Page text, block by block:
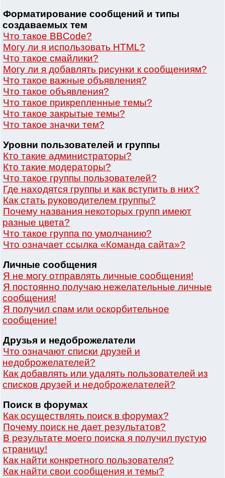
Форматирование сообщений и типы
создаваемых тем
Что такое BBCode?
Могу ли я использовать HTML?
Что такое смайлики?
Могу ли я добавлять рисунки к сообщениям?
Что такое важные объявления?
Что такое объявления?
Что такое прикрепленные темы?
Что такое закрытые темы?
Что такое значки тем?
Уровни пользователей и группы
Кто такие администраторы?
Кто такие модераторы?
Что такое группы пользователей?
Где находятся группы и как вступить в них?
Как стать руководителем группы?
Почему названия некоторых групп имеют
разные цвета?
Что такое группа по умолчанию?
Что означает ссылка «Команда сайта»?
Личные сообщения
Я не могу отправлять личные сообщения!
Я постоянно получаю нежелательные личные
сообщения!
Я получил спам или оскорбительное
сообщение!
Друзья и недоброжелатели
Что означают списки друзей и
недоброжелателей?
Как добавлять или удалять пользователей из
списков друзей и недоброжелателей?
Поиск в форумах
Как осуществлять поиск в форумах?
Почему поиск не дает результатов?
В результате моего поиска я получил пустую
страницу!
Как найти конкретного пользователя?
Как найти свои сообщения и темы?